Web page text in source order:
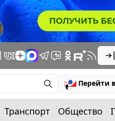
Перейти
Транспорт Общество